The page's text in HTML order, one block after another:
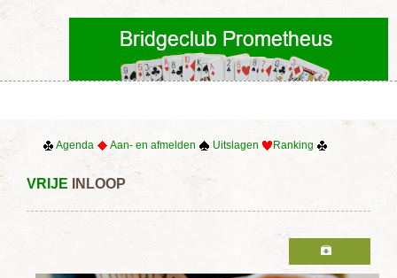
Agenda Aan- en afmelden Uitslagen Ranking
VRIJE INLOOP